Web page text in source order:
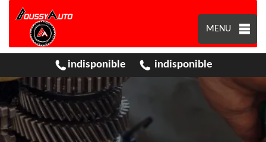
MENU
indisponible indisponible